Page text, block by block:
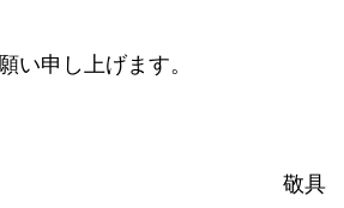
い申し上げます。
敬具